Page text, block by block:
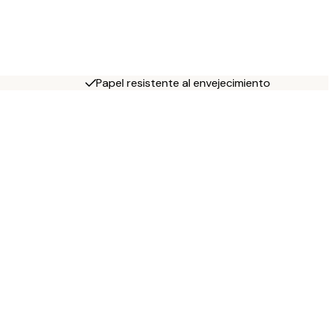
Papel resistente al envejecimiento